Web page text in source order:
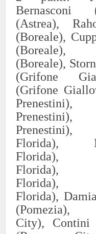
Bernasconi
(Astrea),
(Boreale),
(Borea
(Boreale),
(Grifone
(Grifone
Prenesti
Florida),
Florida),
Florida),
Florida),
Florida),
City),